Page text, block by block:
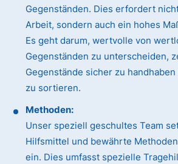
Gegenständen. Dies erfordert
Arbeit, sondern auch ein hohes
Es geht darum, wertvolle von
Gegenständen zu unterscheiden,
Gegenstände sicher zu
zu sortieren.
Methoden:
Unser speziell geschultes Team
Hilfsmittel und bewährte
ein. Dies umfasst spezielle